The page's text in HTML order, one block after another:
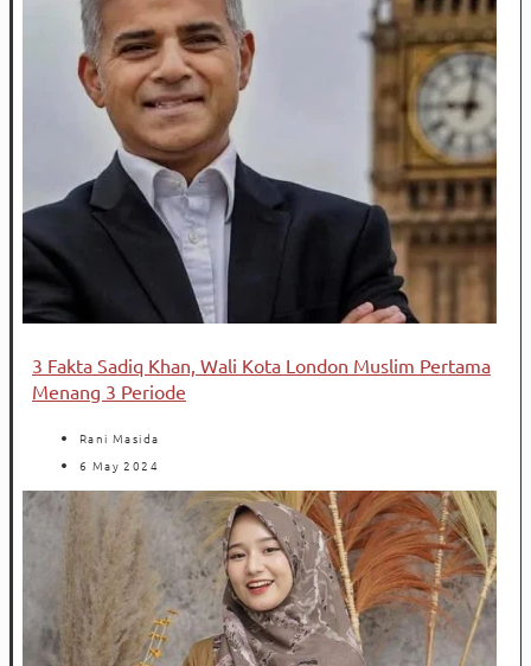
3 Fakta Sadiq Khan, Wali Kota London Muslim Pertama
Menang 3 Periode
Rani Masida
6 May 2024